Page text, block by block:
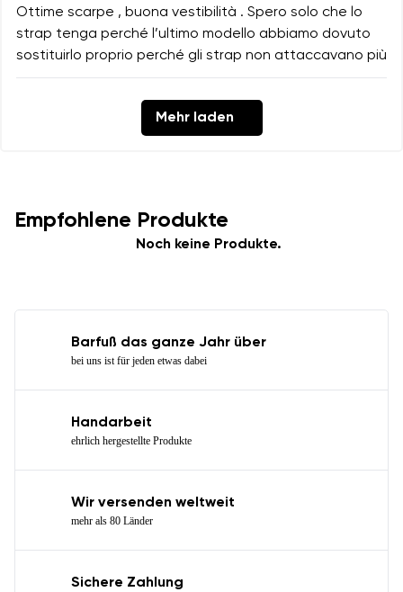
Ottime scarpe , buona vestibilità . Spero solo che lo
strap tenga perché l’ultimo modello abbiamo dovuto
sostituirlo proprio perché gli strap non attaccavano più
Mehr laden
Empfohlene Produkte
Noch keine Produkte.
Barfuß das ganze Jahr über
bei uns ist für jeden etwas dabei
Handarbeit
ehrlich hergestellte Produkte
Wir versenden weltweit
mehr als 80 Länder
Sichere Zahlung